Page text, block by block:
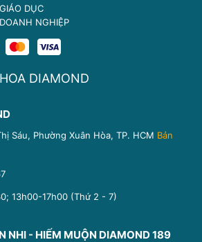
DỤC
NGHIỆP
DIAMOND
Sáu, Phường Xuân Hòa, TP. HCM Bản
13h00-17h00 (Thứ 2 - 7)
NHI - HIẾM MUỘN DIAMOND 189